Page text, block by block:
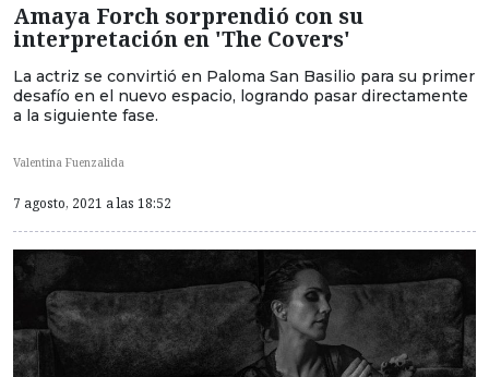
Amaya Forch sorprendió con su
interpretación en 'The Covers'
La actriz se convirtió en Paloma San Basilio para su primer
desafío en el nuevo espacio, logrando pasar directamente
a la siguiente fase.
Valentina Fuenzalida
7 agosto, 2021 a las 18:52